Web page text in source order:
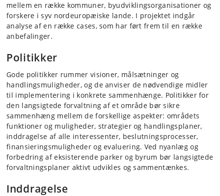
mellem en række kommuner, byudviklingsorganisationer og
forskere i syv nordeuropæiske lande. I projektet indgår
analyse af en række cases, som har ført frem til en række
anbefalinger.
Politikker
Gode politikker rummer visioner, målsætninger og
handlingsmuligheder, og de anviser de nødvendige midler
til implementering i konkrete sammenhænge. Politikker for
den langsigtede forvaltning af et område bør sikre
sammenhæng mellem de forskellige aspekter: områdets
funktioner og muligheder, strategier og handlingsplaner,
inddragelse af alle interessenter, beslutningsprocesser,
finansieringsmuligheder og evaluering. Ved nyanlæg og
forbedring af eksisterende parker og byrum bør langsigtede
forvaltningsplaner aktivt udvikles og sammentænkes.
Inddragelse